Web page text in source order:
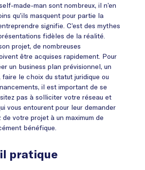
made-man sont nombreux, il n’en
qu’ils masquent pour partie la
signifie. C’est des mythes
fidèles de la réalité.
projet, de nombreuses
être acquises rapidement. Pour
un business plan prévisionnel, un
faire le choix du statut juridique ou
il est important de se
pas à solliciter votre réseau et
vous entourent pour leur demander
de votre projet à un maximum de
bénéfique.
pratique